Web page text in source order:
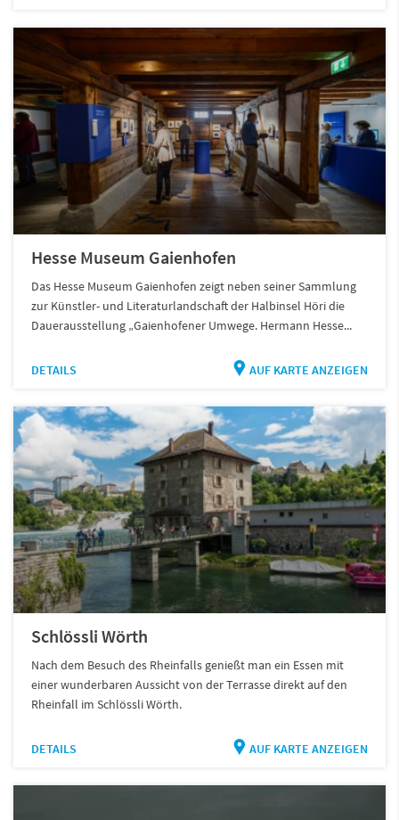
Hesse Museum Gaienhofen
Das Hesse Museum Gaienhofen zeigt neben seiner Sammlung
zur Künstler- und Literaturlandschaft der Halbinsel Höri die
Dauerausstellung „Gaienhofener Umwege. Hermann Hesse...
DETAILS AUF KARTE ANZEIGEN
Schlössli Wörth
Nach dem Besuch des Rheinfalls genießt man ein Essen mit
einer wunderbaren Aussicht von der Terrasse direkt auf den
Rheinfall im Schlössli Wörth.
DETAILS AUF KARTE ANZEIGEN